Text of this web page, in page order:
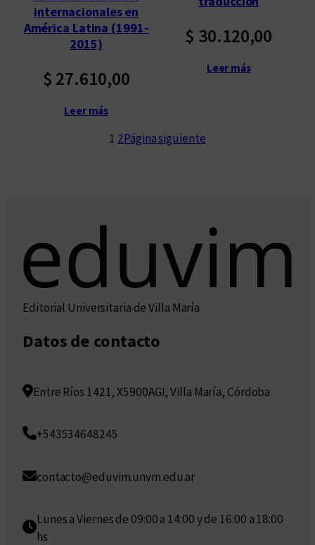
internacionales en
América Latina (1991-
2015)
$ 27.610,00
Leer más
$ 30.120,00
Leer más
1 2Página siguiente
Editorial Universitaria de Villa María
Datos de contacto
Entre Ríos 1421, X5900AGI, Villa María, Córdoba
+543534648245
contacto@eduvim.unvm.edu.ar
Lunes a Viernes de 09:00 a 14:00 y de 16:00 a 18:00
hs